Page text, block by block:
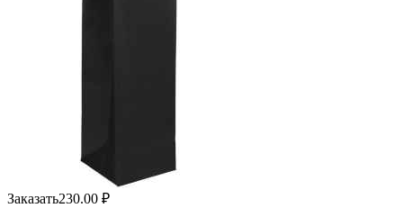
Заказать230.00 ₽